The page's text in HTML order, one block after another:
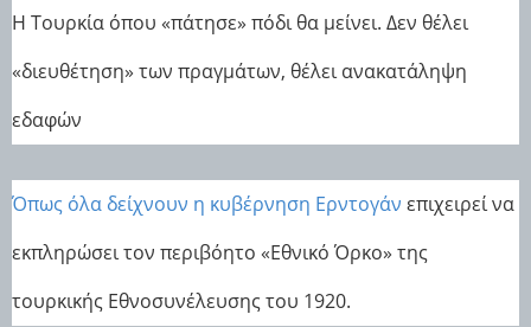
Η Τουρκία όπου «πάτησε» πόδι θα μείνει. Δεν θέλει
«διευθέτηση» των πραγμάτων, θέλει ανακατάληψη
εδαφών
Όπως όλα δείχνουν η κυβέρνηση Ερντογάν επιχειρεί να
εκπληρώσει τον περιβόητο «Εθνικό Όρκο» της
τουρκικής Εθνοσυνέλευσης του 1920.